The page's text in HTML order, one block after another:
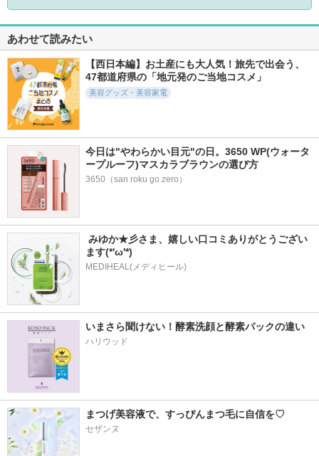
あわせて読みたい
【西日本編】お土産にも大人気！旅先で出会う、
47都道府県の「地元発のご当地コスメ」
美容グッズ・美容家電
今日は"やわらかい目元"の日。3650 WP(ウォータ
ープルーフ)マスカラブラウンの選び方
3650（san roku go zero）
みゆか★彡さま、嬉しい口コミありがとうござい
ます(*'ω'*)
MEDIHEAL(メディヒール)
いまさら聞けない！酵素洗顔と酵素パックの違い
ハリウッド
まつげ美容液で、すっぴんまつ毛に自信を♡
セザンヌ